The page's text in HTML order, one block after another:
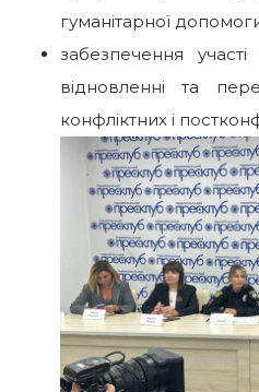
гуманітарної
забезпечення
відновленні та
конфліктних і